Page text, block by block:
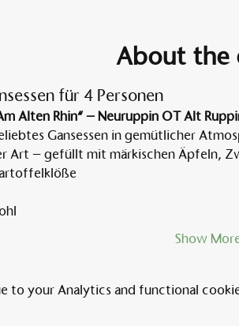
About the
für 4 Personen
Alten Rhin“ – Neuruppin OT Alt
Gansessen in gemütlicher
Art – gefüllt mit märkischen Äpfeln,
Show
to your Analytics and functional